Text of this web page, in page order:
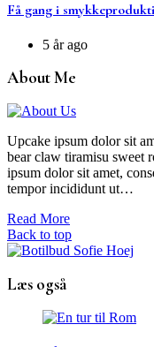
Få gang i
5 år ago
About Me
Upcake ipsum dolor sit
bear claw tiramisu sweet
ipsum dolor sit amet,
tempor incididunt ut…
Read More
Back to top
Læs også